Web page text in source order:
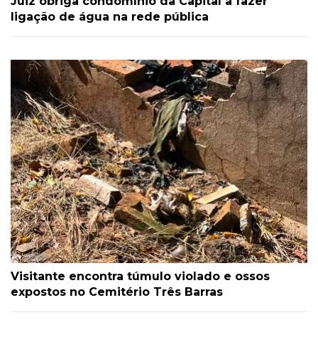
ligação de água na rede pública
Visitante encontra túmulo violado e ossos
expostos no Cemitério Três Barras